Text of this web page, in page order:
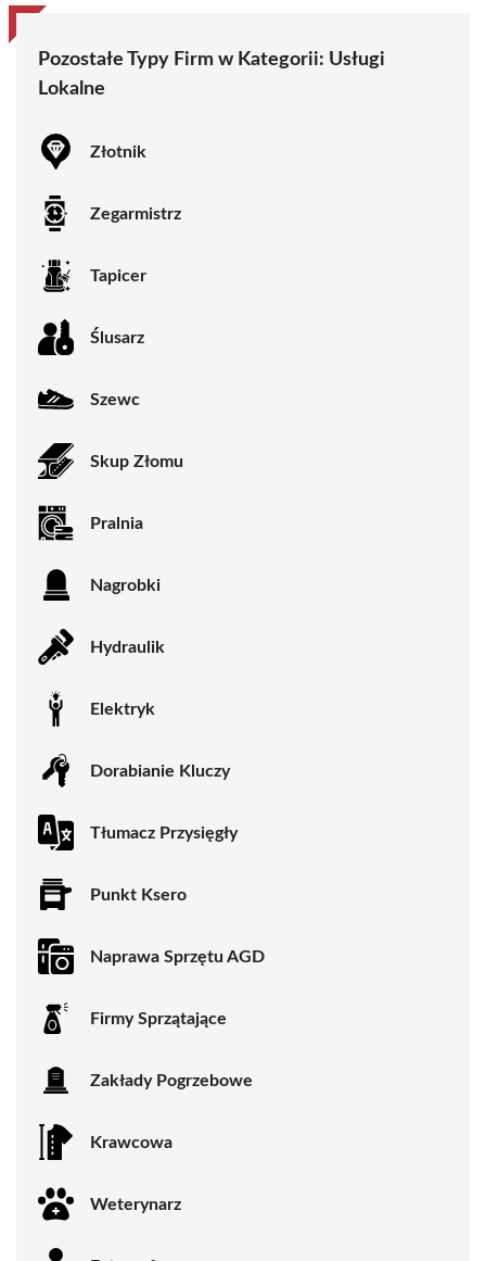
Pozostałe Typy Firm w Kategorii: Usługi
Lokalne
Złotnik
Zegarmistrz
Tapicer
Ślusarz
Szewc
Skup Złomu
Pralnia
Nagrobki
Hydraulik
Elektryk
Dorabianie Kluczy
Tłumacz Przysięgły
Punkt Ksero
Naprawa Sprzętu AGD
Firmy Sprzątające
Zakłady Pogrzebowe
Krawcowa
Weterynarz